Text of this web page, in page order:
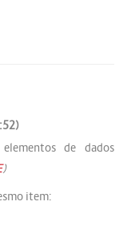
elementos de dados
)
item: